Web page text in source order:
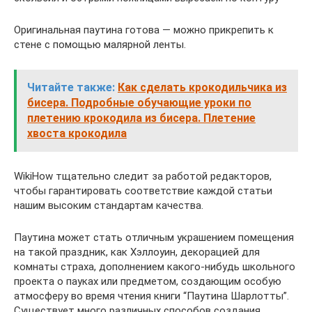
Оригинальная паутина готова — можно прикрепить к
стене с помощью малярной ленты.
Читайте также: Как сделать крокодильчика из
бисера. Подробные обучающие уроки по
плетению крокодила из бисера. Плетение
хвоста крокодила
WikiHow тщательно следит за работой редакторов,
чтобы гарантировать соответствие каждой статьи
нашим высоким стандартам качества.
Паутина может стать отличным украшением помещения
на такой праздник, как Хэллоуин, декорацией для
комнаты страха, дополнением какого-нибудь школьного
проекта о пауках или предметом, создающим особую
атмосферу во время чтения книги “Паутина Шарлотты”.